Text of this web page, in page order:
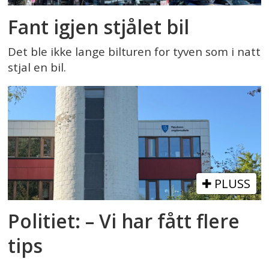
Fant igjen stjålet bil
Det ble ikke lange bilturen for tyven som i natt
stjal en bil.
PLUSS
Politiet: – Vi har fått flere
tips